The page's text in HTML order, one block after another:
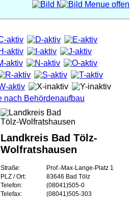
Landkreis Bad Tölz-
Wolfratshausen
Straße:
Prof.-Max-Lange-Platz 1
PLZ / Ort:
83646 Bad Tölz
Telefon:
(08041)505-0
Telefax:
(08041)505-303